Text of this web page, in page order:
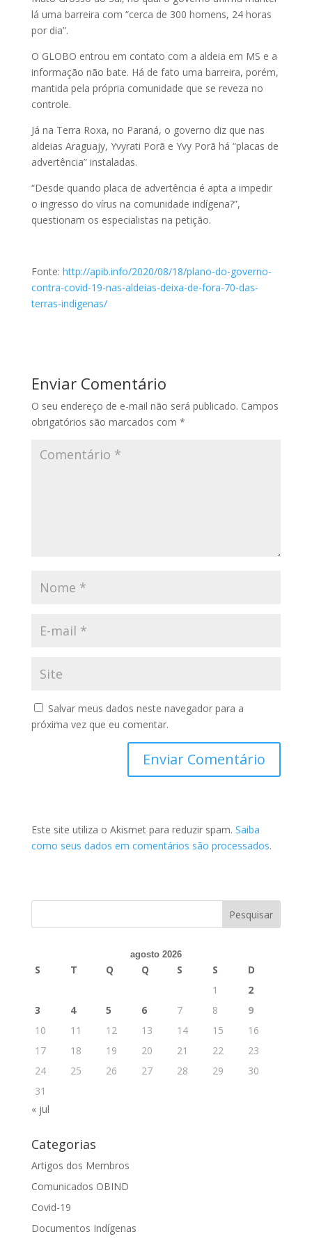
lá uma barreira com “cerca de 300 homens, 24 horas
por dia”.
O GLOBO entrou em contato com a aldeia em MS e a
informação não bate. Há de fato uma barreira, porém,
mantida pela própria comunidade que se reveza no
controle.
Já na Terra Roxa, no Paraná, o governo diz que nas
aldeias Araguajy, Yvyrati Porã e Yvy Porã há “placas de
advertência” instaladas.
“Desde quando placa de advertência é apta a impedir
o ingresso do vírus na comunidade indígena?”,
questionam os especialistas na petição.
Fonte: http://apib.info/2020/08/18/plano-do-governo-
contra-covid-19-nas-aldeias-deixa-de-fora-70-das-
terras-indigenas/
Enviar Comentário
O seu endereço de e-mail não será publicado. Campos
obrigatórios são marcados com *
Salvar meus dados neste navegador para a
próxima vez que eu comentar.
Este site utiliza o Akismet para reduzir spam. Saiba
como seus dados em comentários são processados.
agosto 2026
S T Q Q S S
D
1
2
3
4 5 6 7 8
9
10
11 12 13 14 15
16
17
18 19 20 21 22
23
24
25 26 27 28 29
30
31
« jul
Categorias
Artigos dos Membros
Comunicados OBIND
Covid-19
Documentos Indígenas